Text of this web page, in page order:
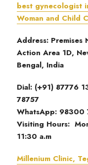
best gynecologist
Woman and Child
Address:
Action Area 1D,
Bengal, India
Dial: (+91) 87776
78757
WhatsApp: 98300
Visiting Hours:
11:30 a.m
Millenium Clinic,